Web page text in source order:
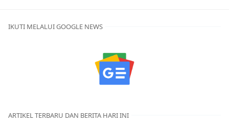
IKUTI MELALUI GOOGLE NEWS
ARTIKEL TERBARU DAN BERITA HARI INI